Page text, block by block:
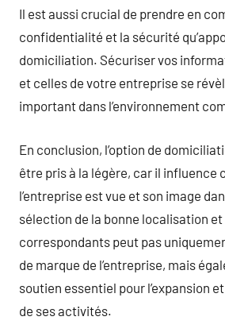
Il est aussi crucial de prendre en
confidentialité et la sécurité
domiciliation. Sécuriser vos
et celles de votre entreprise se
important dans l’environnement
En conclusion, l’option de
être pris à la légère, car il influence
l’entreprise est vue et son image
sélection de la bonne localisation
correspondants peut pas
de marque de l’entreprise, mais
soutien essentiel pour l’expansion
de ses activités.